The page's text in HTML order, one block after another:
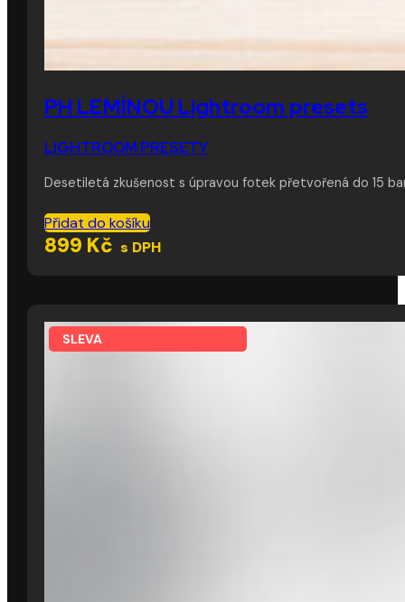
PH LEMÍNOU Lightroom presets
LIGHTROOM PRESETY
Desetiletá zkušenost s úpravou fotek přetvořená do 15
Přidat do košíku
899 Kč s DPH
SLEVA